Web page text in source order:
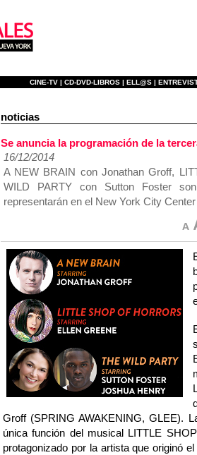
CINE-TV | CD-DVD-LIBROS | ELL@S |
noticias
Se anuncia la programación de la
16/12/2014
A NEW BRAIN con Jonathan Groff,
WILD PARTY con Sutton Foster
representarán en el New York City
Groff (SPRING AWAKENING, GLEE).
única función del musical LITTLE
protagonizado por la artista que originó